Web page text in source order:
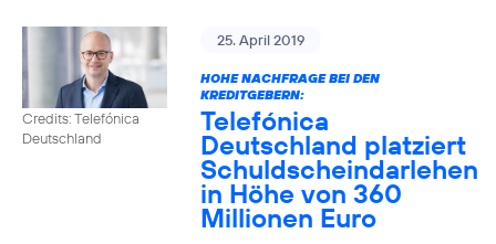
Credits: Telefónica
Deutschland
25. April 2019
HOHE NACHFRAGE BEI DEN
KREDITGEBERN:
Telefónica
Deutschland platziert
Schuldscheindarlehen
in Höhe von 360
Millionen Euro